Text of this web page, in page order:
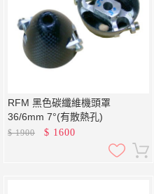
RFM 黑色碳纖維機頭罩
36/6mm 7 °(有散熱孔)
$1900 $ 1600